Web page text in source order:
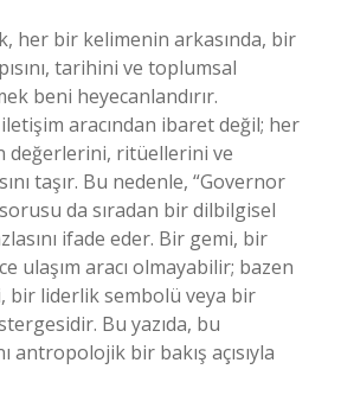
her bir kelimenin arkasında, bir
tarihini ve toplumsal
beni heyecanlandırır.
aracından ibaret değil; her
ritüellerini ve
taşır. Bu nedenle, “Governor
da sıradan bir dilbilgisel
ifade eder. Bir gemi, bir
ulaşım aracı olmayabilir; bazen
bir liderlik sembolü veya bir
Bu yazıda, bu
antropolojik bir bakış açısıyla